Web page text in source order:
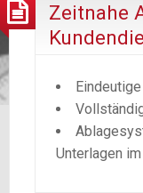
Zeitnahe
Unterlagen